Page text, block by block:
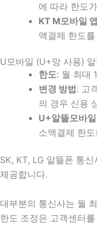
에 따라 한도
KT M모바일
액결제 한도
U모바일 (U+망 사용)
한도: 월 최대
변경 방법 : 고
의 경우 신용
U+알뜰모바
소액결제 한
SK, KT, LG 알뜰폰 통
제공합니다.
대부분의 통신사는 월
한도 조정은 고객센터